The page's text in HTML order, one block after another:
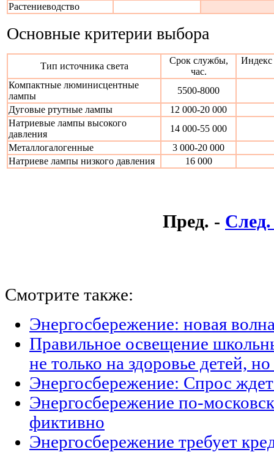
Растениеводство
Основные критерии выбора
Тип источника света
Срок службы,
час.
Индекс
Компактные люминисцентные
лампы
5500-8000
Дуговые ртутные лампы
12 000-20 000
Натриевые лампы высокого
давления
14 000-55 000
Металлогалогенные
3 000-20 000
Натриеве лампы низкого давления
16 000
Пред. - След.
Смотрите также:
Энергосбережение: новая
Правильное освещение
не только на здоровье детей,
Энергосбережение: Спрос
Энергосбережение по-
фиктивно
Энергосбережение требует